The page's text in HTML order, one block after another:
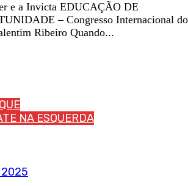
e a Invicta EDUCAÇÃO DE
– Congresso Internacional do
Ribeiro Quando...
NA ESQUERDA